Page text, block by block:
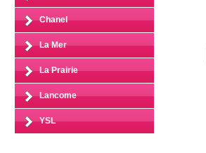
Chanel
La Mer
La Prairie
Lancome
YSL